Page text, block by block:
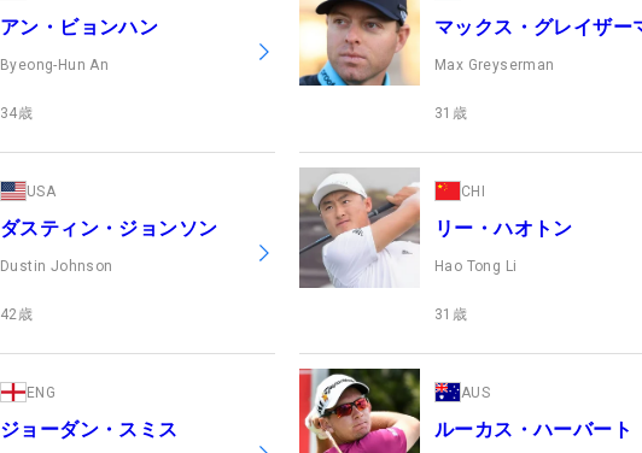
アン・ビョンハン
Byeong-Hun An
34歳
マックス・グレイザー
Max Greyserman
31 歳
USA
ダスティン・ジョンソン
Dustin Johnson
42 歳
CHI
リー・ハオトン
Hao Tong Li
31 歳
ENG
ジョーダン・スミス
AUS
ルーカス・ハーバート